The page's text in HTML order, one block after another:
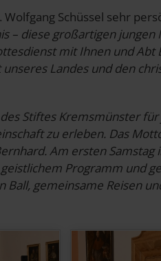
Wolfgang Schüssel sehr
– diese großartigen
mit Ihnen und Abt
Landes und den
Stiftes Kremsmünster
zu erleben. Das
Am ersten
Programm und
Ball, gemeinsame Reisen